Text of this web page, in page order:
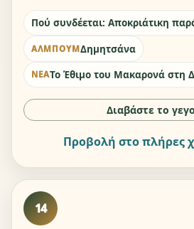
Πού συνδέεται: Αποκριάτικη
ΆΛΜΠΟΥΜΔημητσάνα
ΝΈΑΤο Έθιμο του Μακαρονά στη
Διαβάστε το
Προβολή στο πλήρες
14